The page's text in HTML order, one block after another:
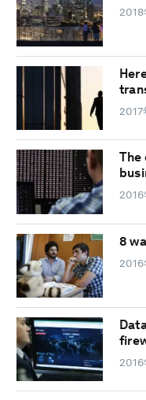
2016
8